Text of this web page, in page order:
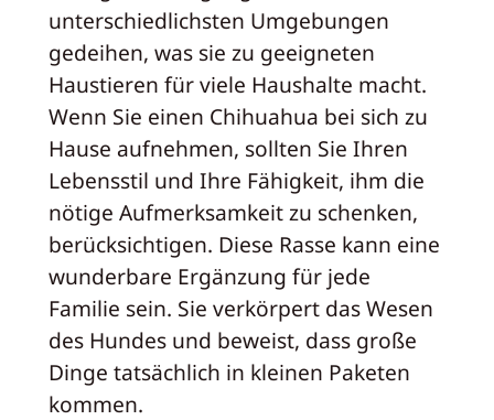
unterschiedlichsten Umgebungen
gedeihen, was sie zu geeigneten
Haustieren für viele Haushalte macht.
Wenn Sie einen Chihuahua bei sich zu
Hause aufnehmen, sollten Sie Ihren
Lebensstil und Ihre Fähigkeit, ihm die
nötige Aufmerksamkeit zu schenken,
berücksichtigen. Diese Rasse kann eine
wunderbare Ergänzung für jede
Familie sein. Sie verkörpert das Wesen
des Hundes und beweist, dass große
Dinge tatsächlich in kleinen Paketen
kommen.